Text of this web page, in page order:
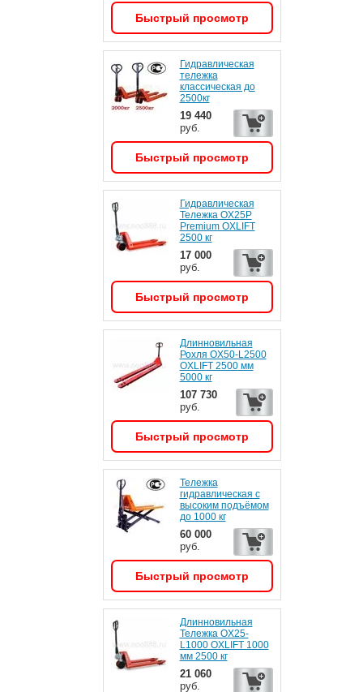
Быстрый просмотр
Гидравлическая
тележка
классическая до
2500кг
19 440
руб.
Быстрый просмотр
Гидравлическая
Тележка OX25P
Premium OXLIFT
2500 кг
17 000
руб.
Быстрый просмотр
Длинновильная
Рохля OX50-L2500
OXLIFT 2500 мм
5000 кг
107 730
руб.
Быстрый просмотр
Тележка
гидравлическая с
высоким подъёмом
до 1000 кг
60 000
руб.
Быстрый просмотр
Длинновильная
Тележка OX25-
L1000 OXLIFT 1000
мм 2500 кг
21 060
руб.